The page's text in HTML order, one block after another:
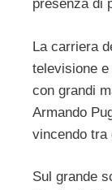
presenza di
La carriera
televisione
con grandi
Armando
vincendo tra
Sul grande